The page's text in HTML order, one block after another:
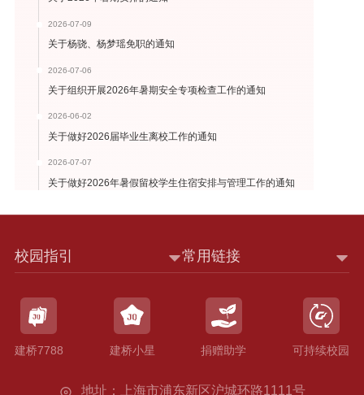
2026-07-09
关于杨骁、杨梦瑶免职的通知
2026-07-06
关于组织开展2026年暑期安全专项检查工作的通知
2026-06-02
关于做好2026届毕业生离校工作的通知
2026-07-07
关于做好2026年暑假留校学生住宿安排与管理工作的通知
地址：上海市浦东新区沪城环路1111号
校园指引 常用链接
建桥7788 建桥小星 捐赠助学 可持续校园